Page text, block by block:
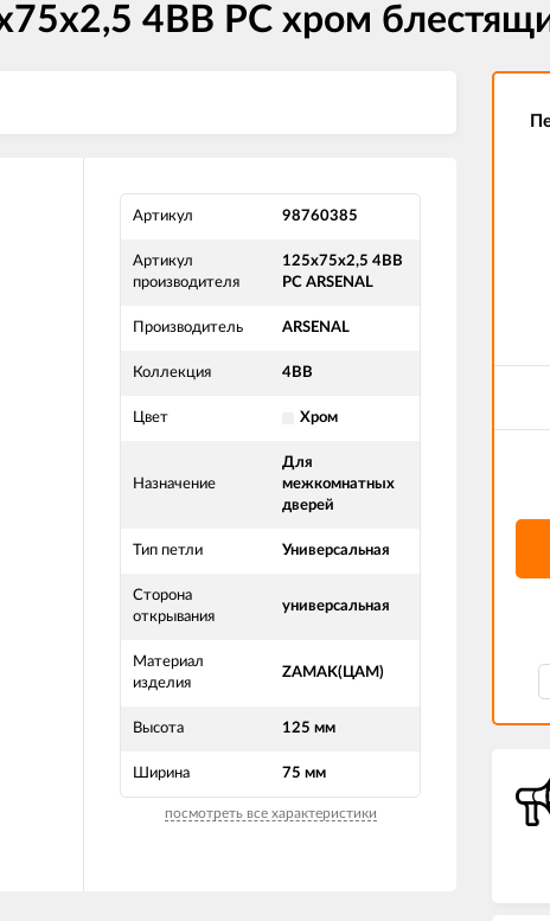
4ВВ PC хром
Артикул 98760385
Артикул
производителя
125х75х2,5 4ВВ
PC ARSENAL
Производитель ARSENAL
Коллекция 4BB
Цвет Хром
Назначение
Для
межкомнатных
дверей
Тип петли Универсальная
Сторона
открывания
универсальная
Материал
изделия
ZAMAK(ЦАМ)
Высота 125 мм
Ширина 75 мм
посмотреть все характеристики